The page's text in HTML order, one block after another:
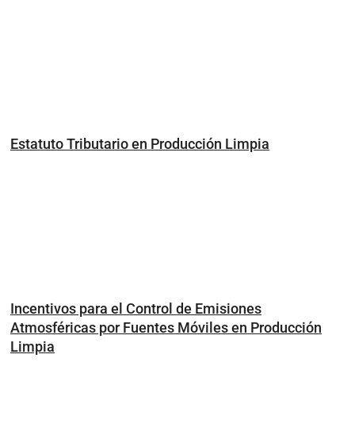
Estatuto Tributario en Producción Limpia
Incentivos para el Control de Emisiones
Atmosféricas por Fuentes Móviles en Producción
Limpia